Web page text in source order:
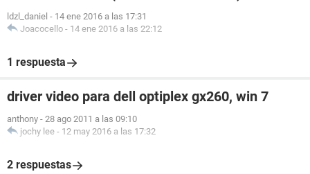
ldzl_daniel - 14 ene 2016 a las 17:31
Joacocello - 14 ene 2016 a las 22:12
1 respuesta
driver video para dell optiplex gx260, win 7
anthony - 28 ago 2011 a las 09:10
jochy lee - 12 may 2016 a las 17:32
2 respuestas